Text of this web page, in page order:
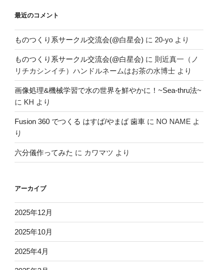
最近のコメント
ものつくり系サークル交流会(@白星会) に 20-yo より
ものつくり系サークル交流会(@白星会) に 則近真一（ノ
リチカシンイチ）ハンドルネームはお茶の水博士 より
画像処理&機械学習で水の世界を鮮やかに！~Sea-thru法~
に KH より
Fusion 360 でつくる はすば/やまば 歯車 に NO NAME よ
り
六分儀作ってみた に カワマツ より
アーカイブ
2025年12月
2025年10月
2025年4月